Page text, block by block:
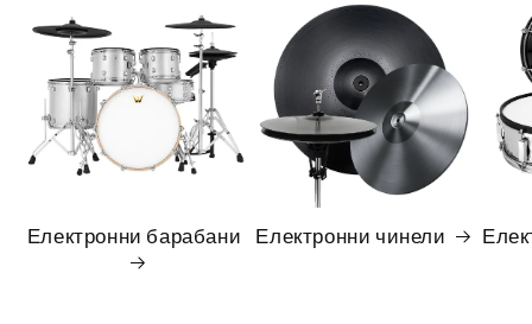
Електронни барабани Електронни чинели